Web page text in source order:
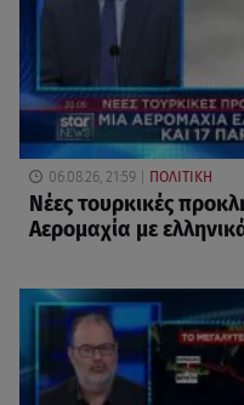
06.08.26, 21:59 ΠΟΛΙΤΙΚΗ
Νέες τουρκικές
Αερομαχία με